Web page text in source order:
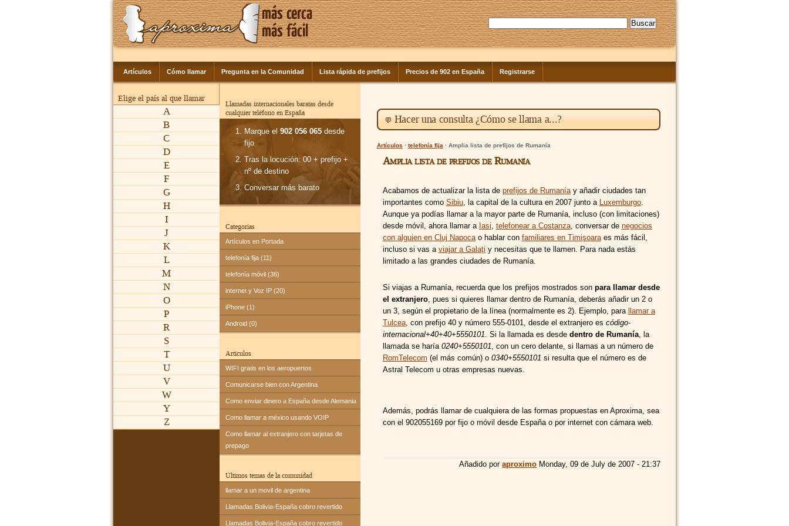
Artículos Cómo llamar Pregunta en la Comunidad Lista rápida de prefijos Precios de 902 en España Registrarse
Elige el país al que llamar
A
B
C
D
E
F
G
H
I
J
K
L
M
N
O
P
R
S
T
U
V
W
Y
Z
Llamadas internacionales baratas desde
cualquier teléfono en España
Marque el902 056 065 desde
fijo
Tras la locución: 00 + prefijo +
nº de destino
Conversar más barato
Categorías
Artículos en Portada
telefonía fija (11)
telefonía móvil (36)
internet y Voz IP (20)
iPhone (1)
Android (0)
Artículos
WIFI gratis en los aeropuertos
Comunicarse bien con Argentina
Como enviar dinero a España desde Alemania
Como llamar a méxico usando VOIP
Como llamar al extranjero con tarjetas de
prepago
Últimos temas de la comunidad
llamar a un movil de argentina
Llamadas Bolivia-España cobro revertido
Llamadas Bolivia-España cobro revertido
Hacer una consulta ¿Cómo se llama a...?
Artículos · telefonía fija · Amplia lista de prefijos de Rumanía
Amplia lista de prefijos de Rumanía
Acabamos de actualizar la lista de prefijos de Rumaníay añadir ciudades tan
importantes como Sibiu, la capital de la cultura en 2007 junto a Luxemburgo.
Aunque ya podías llamar a la mayor parte de Rumanía, incluso (con limitaciones)
desde móvil, ahora llamar a Iasi, telefonear a Costanza, conversar de negocios
con alguien en Cluj Napocao hablar con familiares en Timişoaraes más fácil,
incluso si vas a viajar a Galaţi y necesitas que te llamen. Para nada estás
limitado a las grandes ciudades de Rumanía.
Si viajas a Rumanía, recuerda que los prefijos mostrados son para llamar desde
el extranjero, pues si quieres llamar dentro de Rumanía, deberás añadir un 2 o
un 3, según el propietario de la línea (normalmente es 2). Ejemplo, para llamar a
Tulcea, con prefijo 40 y número 555-0101, desde el extranjero es código-
internacional+40+40+5550101. Si la llamada es desde dentro de Rumanía, la
llamada se haría 0240+5550101, con un cero delante, si llamas a un número de
RomTelecom (el más común) o 0340+5550101 si resulta que el número es de
Astral Telecom u otras empresas nuevas.
Además, podrás llamar de cualquiera de las formas propuestas en Aproxima, sea
con el 902055169 por fijo o móvil desde España o por internet con cámara web.
Añadido poraproximo Monday, 09 de July de 2007 - 21:37